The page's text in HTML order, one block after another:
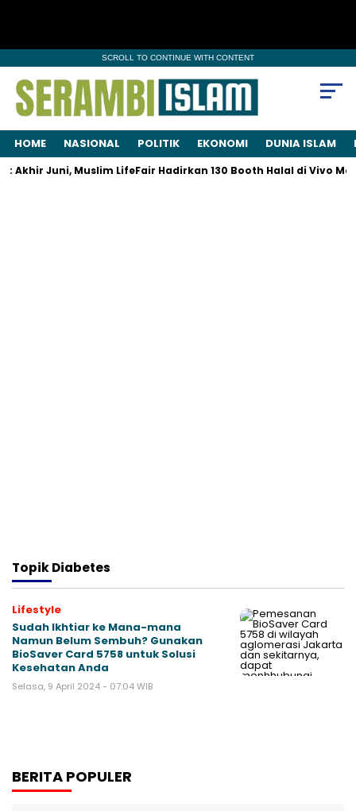
SCROLL TO CONTINUE WITH CONTENT
HOME NASIONAL POLITIK EKONOMI DUNIA ISLAM
Akhir Juni, Muslim LifeFair Hadirkan 130 Booth Halal di Vivo Mall
TopikDiabetes
Lifestyle
Sudah Ikhtiar ke Mana-mana
Namun Belum Sembuh? Gunakan
BioSaver Card 5758 untuk Solusi
Kesehatan Anda
Selasa, 9 April 2024 - 07:04 WIB
BERITA POPULER